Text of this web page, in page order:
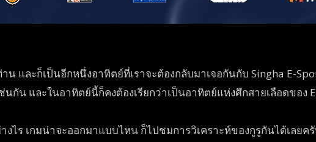
และก็เป็นอีกหนึ่งอาทิตย์ที่เราจะต้องกลับมาเจอกันกับ Singha E-
นกัน และในอาทิตย์นี้ก็คงต้องเรียกว่าเป็นอาทิตย์แห่งศึกสายเลือดของ
งไร เกมน่าจะออกมาแบบไหน ก็ไปชมการวิเคราะห์ของกูรูกันได้เลยค